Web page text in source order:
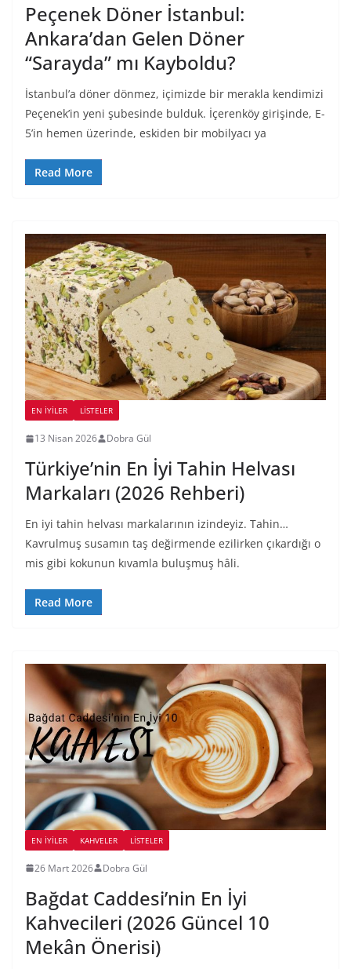
Peçenek Döner İstanbul:
Ankara’dan Gelen Döner
“Sarayda” mı Kayboldu?
İstanbul’a döner dönmez, içimizde bir merakla kendimizi
Peçenek’in yeni şubesinde bulduk. İçerenköy girişinde, E-
5’in hemen üzerinde, eskiden bir mobilyacı ya
Read More
EN İYILER LİSTELER
13 Nisan 2026 Dobra Gül
Türkiye’nin En İyi Tahin Helvası
Markaları (2026 Rehberi)
En iyi tahin helvası markalarının izindeyiz. Tahin…
Kavrulmuş susamın taş değirmende ezilirken çıkardığı o
mis gibi kokunun kıvamla buluşmuş hâli.
Read More
EN İYILER KAHVELER LİSTELER
26 Mart 2026 Dobra Gül
Bağdat Caddesi’nin En İyi
Kahvecileri (2026 Güncel 10
Mekân Önerisi)